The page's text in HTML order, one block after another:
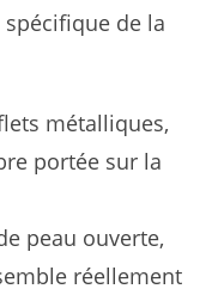
de la
métalliques,
portée sur la
peau ouverte,
réellement